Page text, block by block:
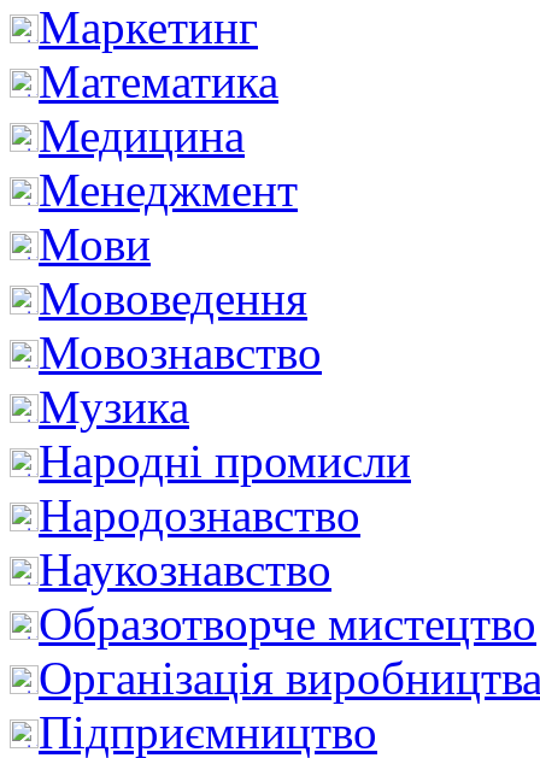
Маркетинг
Математика
Медицина
Менеджмент
Мови
Мововедення
Мовознавство
Музика
Народні промисли
Народознавство
Наукознавство
Образотворче мистецтво
Організація
Підприємництво